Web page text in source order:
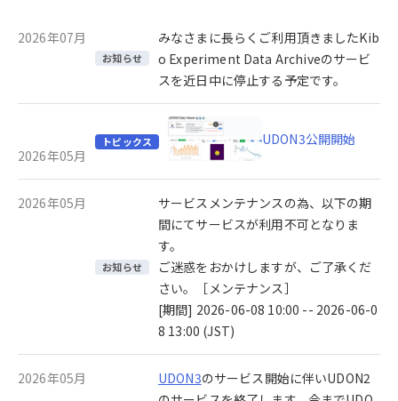
2026年07月
お知らせ
みなさまに長らくご利用頂きましたKib
o Experiment Data Archiveのサービ
スを近日中に停止する予定です。
2026年05月
トピックス UDON3公開開始
2026年05月
お知らせ
サービスメンテナンスの為、以下の期
間にてサービスが利用不可となりま
す。
ご迷惑をおかけしますが、ご了承くだ
さい。［メンテナンス］
[期間] 2026-06-08 10:00 -- 2026-06-0
8 13:00 (JST)
2026年05月 UDON3のサービス開始に伴いUDON2